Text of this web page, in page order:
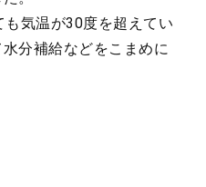
気温が30度を超えてい
分補給などをこまめに